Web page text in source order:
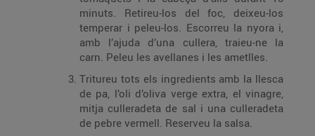
minuts. Retireu-los del foc, deixeu-los
temperar i peleu-los. Escorreu la nyora i,
amb l’ajuda d’una cullera, traieu-ne la
carn. Peleu les avellanes i les ametlles.
Tritureu tots els ingredients amb la llesca
de pa, l’oli d’oliva verge extra, el vinagre,
mitja culleradeta de sal i una culleradeta
de pebre vermell. Reserveu la salsa.